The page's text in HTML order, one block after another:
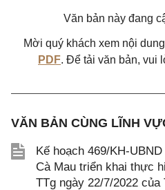
Văn bản này đang
Mời quý khách xem nội dung
PDF. Để tải văn bản, vui
VĂN BẢN CÙNG LĨNH
Kế hoạch 469/KH-
Cà Mau triển khai thực
TTg ngày 22/7/2022